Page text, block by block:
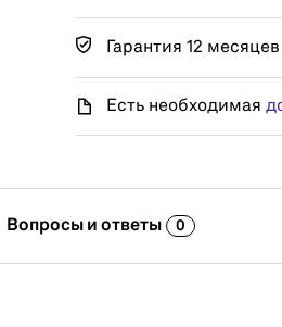
Гарантия 12
Есть необходимая
Вопросы и ответы 0